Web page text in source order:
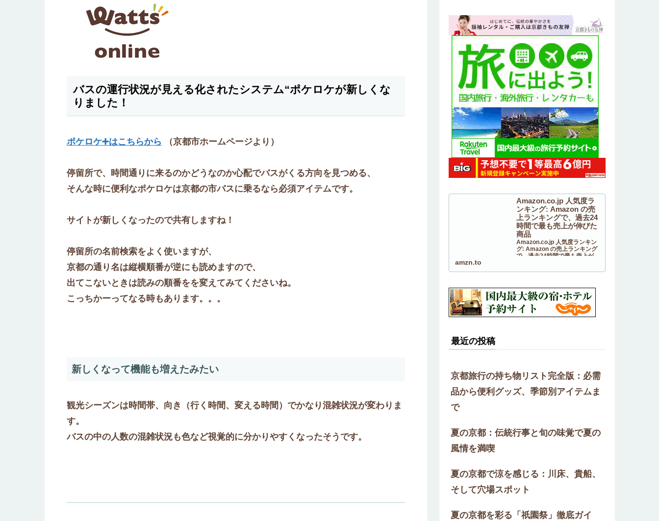
バスの運行状況が見える化されたシステム“ポケロケが新しくな
りました！
ポケロケ➕はこちらから （京都市ホームページより）
停留所で、時間通りに来るのかどうなのか心配でバスがくる方向を見つめる、
そんな時に便利なポケロケは京都の市バスに乗るなら必須アイテムです。
サイトが新しくなったので共有しますね！
停留所の名前検索をよく使いますが、
京都の通り名は縦横順番が逆にも読めますので、
出てこないときは読みの順番をを変えてみてくださいね。
こっちかーってなる時もあります。。。
新しくなって機能も増えたみたい
観光シーズンは時間帯、向き（行く時間、変える時間）でかなり混雑状況が変わりま
す。
バスの中の人数の混雑状況も色など視覚的に分かりやすくなったそうです。
Amazon.co.jp 人気度ラ
ンキング: Amazon の売
上ランキングで、過去24
時間で最も売上が伸びた
商品
Amazon.co.jp 人気度ランキン
グ: Amazon の売上ランキング
で、過去24時間で最も売上が伸
amzn.to
最近の投稿
京都旅行の持ち物リスト完全版：必需
品から便利グッズ、季節別アイテムま
で
夏の京都：伝統行事と旬の味覚で夏の
風情を満喫
夏の京都で涼を感じる：川床、貴船、
そして穴場スポット
夏の京都を彩る「祇園祭」徹底ガイ